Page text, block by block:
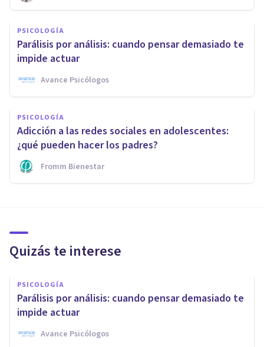
PSICOLOGÍA
Parálisis por análisis: cuando pensar demasiado te
impide actuar
Avance Psicólogos
PSICOLOGÍA
Adicción a las redes sociales en adolescentes:
¿qué pueden hacer los padres?
Fromm Bienestar
Quizás te interese
PSICOLOGÍA
Parálisis por análisis: cuando pensar demasiado te
impide actuar
Avance Psicólogos